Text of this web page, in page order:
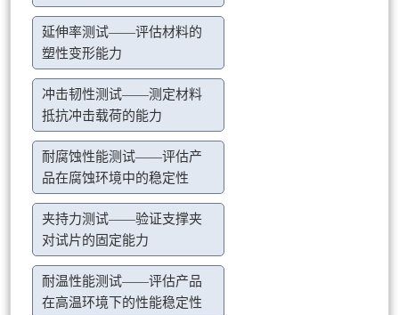
延伸率测试——评估材料的
塑性变形能力
冲击韧性测试——测定材料
抵抗冲击载荷的能力
耐腐蚀性能测试——评估产
品在腐蚀环境中的稳定性
夹持力测试——验证支撑夹
对试片的固定能力
耐温性能测试——评估产品
在高温环境下的性能稳定性